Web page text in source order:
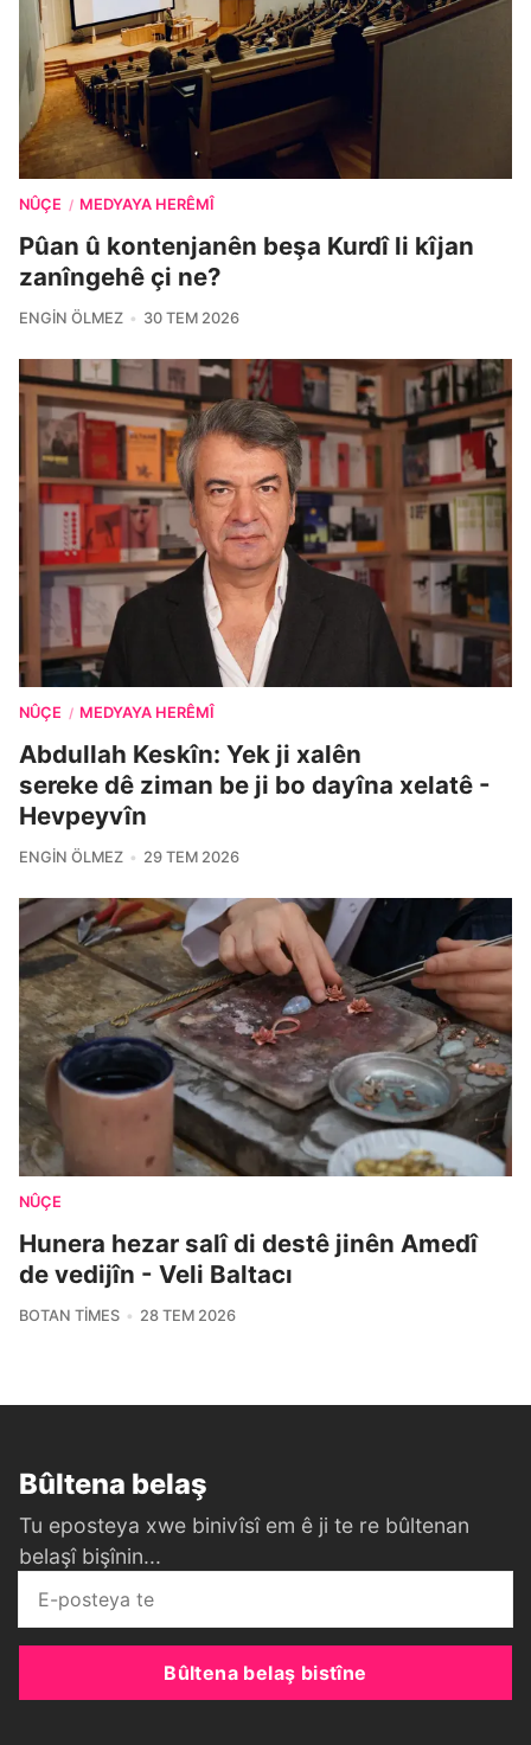
NÛÇE / MEDYAYA HERÊMÎ
Pûan û kontenjanên beşa Kurdî li kîjan
zanîngehê çi ne?
ENGIN ÖLMEZ 30 TEM 2026
NÛÇE / MEDYAYA HERÊMÎ
Abdullah Keskîn: Yek ji xalên
sereke dê ziman be ji bo dayîna xelatê -
Hevpeyvîn
ENGIN ÖLMEZ 29 TEM 2026
NÛÇE
Hunera hezar salî di destê jinên Amedî
de vedijîn - Veli Baltacı
BOTAN TIMES 28 TEM 2026
Bûltena belaş
Tu eposteya xwe binivîsî em ê ji te re bûltenan
belaşî bişînin...
Bûltena belaş bistîne